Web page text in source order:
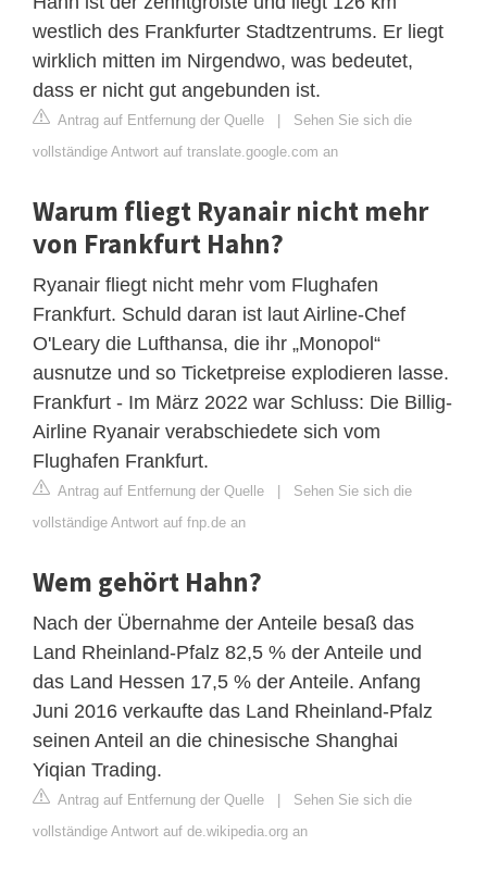
westlich des Frankfurter Stadtzentrums. Er liegt
wirklich mitten im Nirgendwo, was bedeutet,
dass er nicht gut angebunden ist.
Antrag auf Entfernung der Quelle | Sehen Sie sich die
vollständige Antwort auf translate.google.com an
Warum fliegt Ryanair nicht mehr
von Frankfurt Hahn?
Ryanair fliegt nicht mehr vom Flughafen
Frankfurt. Schuld daran ist laut Airline-Chef
O'Leary die Lufthansa, die ihr „Monopol“
ausnutze und so Ticketpreise explodieren lasse.
Frankfurt - Im März 2022 war Schluss: Die Billig-
Airline Ryanair verabschiedete sich vom
Flughafen Frankfurt.
Antrag auf Entfernung der Quelle | Sehen Sie sich die
vollständige Antwort auf fnp.de an
Wem gehört Hahn?
Nach der Übernahme der Anteile besaß das
Land Rheinland-Pfalz 82,5 % der Anteile und
das Land Hessen 17,5 % der Anteile. Anfang
Juni 2016 verkaufte das Land Rheinland-Pfalz
seinen Anteil an die chinesische Shanghai
Yiqian Trading.
Antrag auf Entfernung der Quelle | Sehen Sie sich die
vollständige Antwort auf de.wikipedia.org an